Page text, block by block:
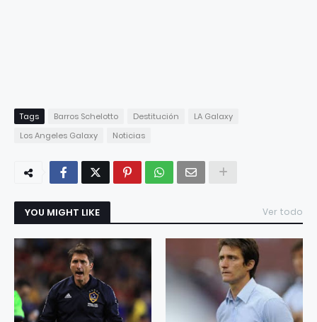
Tags Barros Schelotto Destitución
LA Galaxy
Los Angeles Galaxy
Noticias
YOU MIGHT LIKE Ver todo